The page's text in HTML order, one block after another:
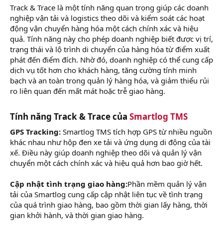
Track & Trace là một tính năng quan trọng giúp các doanh
nghiệp vận tải và logistics theo dõi và kiểm soát các hoạt
động vận chuyển hàng hóa một cách chính xác và hiệu
quả. Tính năng này cho phép doanh nghiệp biết được vị trí,
trạng thái và lộ trình di chuyển của hàng hóa từ điểm xuất
phát đến điểm đích. Nhờ đó, doanh nghiệp có thể cung cấp
dịch vụ tốt hơn cho khách hàng, tăng cường tính minh
bạch và an toàn trong quản lý hàng hóa, và giảm thiểu rủi
ro liên quan đến mất mát hoặc trễ giao hàng.
Tính năng Track & Trace của Smartlog TMS
GPS Tracking: Smartlog TMS tích hợp GPS từ nhiều nguồn
khác nhau như hộp đen xe tải và ứng dụng di động của tài
xế. Điều này giúp doanh nghiệp theo dõi và quản lý vận
chuyển một cách chính xác và hiệu quả hơn bao giờ hết.
Cập nhật tình trạng giao hàng:Phần mềm quản lý vận
tải của Smartlog cung cấp cập nhật liên tục về tình trạng
của quá trình giao hàng, bao gồm thời gian lấy hàng, thời
gian khởi hành, và thời gian giao hàng.